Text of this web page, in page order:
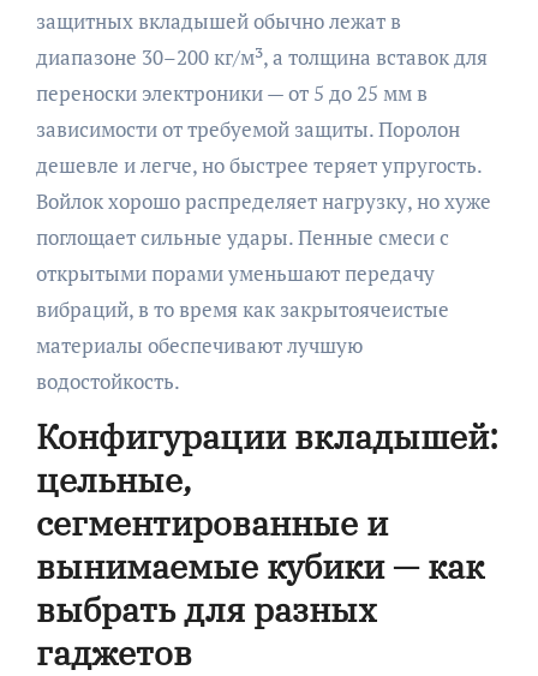
защитных вкладышей обычно лежат в
диапазоне 30–200 кг/м³, а толщина вставок для
переноски электроники — от 5 до 25 мм в
зависимости от требуемой защиты. Поролон
дешевле и легче, но быстрее теряет упругость.
Войлок хорошо распределяет нагрузку, но хуже
поглощает сильные удары. Пенные смеси с
открытыми порами уменьшают передачу
вибраций, в то время как закрытоячеистые
материалы обеспечивают лучшую
водостойкость.
Конфигурации вкладышей:
цельные,
сегментированные и
вынимаемые кубики — как
выбрать для разных
гаджетов